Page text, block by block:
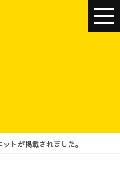
トが掲載されました。